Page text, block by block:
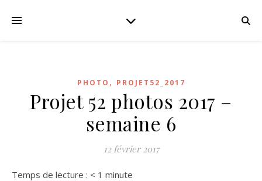
PHOTO , PROJET52_2017
Projet 52 photos 2017 –
semaine 6
12 février 2017
Temps de lecture : < 1 minute